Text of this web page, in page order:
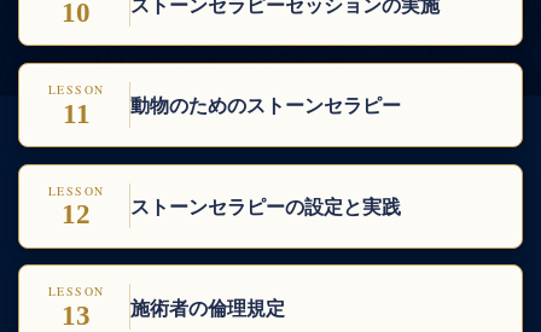
10
LESSON
11 動物のためのストーンセラピー
LESSON
12 ストーンセラピーの設定と実践
LESSON
13 施術者の倫理規定